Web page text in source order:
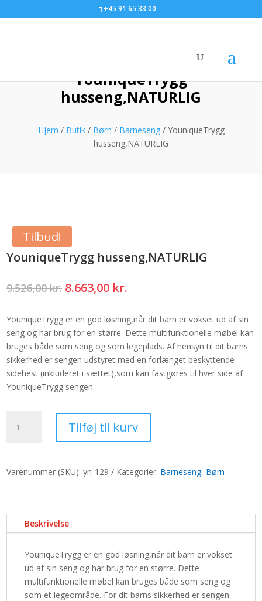
+45 91 65 33 00
YouniqueTrygg
husseng,NATURLIG
Hjem / Butik/ Børn / Barneseng/ YouniqueTrygg
husseng,NATURLIG
Tilbud!
YouniqueTrygg husseng,NATURLIG
9.526,00kr. Den
pris
var:
9.526,00 kr..
8.663,00 kr.
pris
er:
8.663,00 kr..
YouniqueTrygg er en god løsning,når dit barn er vokset ud af sin
seng og har brug for en større. Dette multifunktionelle møbel kan
bruges både som seng og som legeplads. Af hensyn til dit barns
sikkerhed er sengen udstyret med en forlænget beskyttende
sidehest (inkluderet i sættet),som kan fastgøres til hver side af
YouniqueTrygg sengen.
YouniqueTrygg
husseng,NATURLIGTilføj til kurv
Varenummer (SKU):yn-129 Kategorier: Barneseng, Børn
Beskrivelse
YouniqueTrygg er en god løsning,når dit barn er vokset
ud af sin seng og har brug for en større. Dette
multifunktionelle møbel kan bruges både som seng og
som et legeområde. For dit barns sikkerhed er sengen